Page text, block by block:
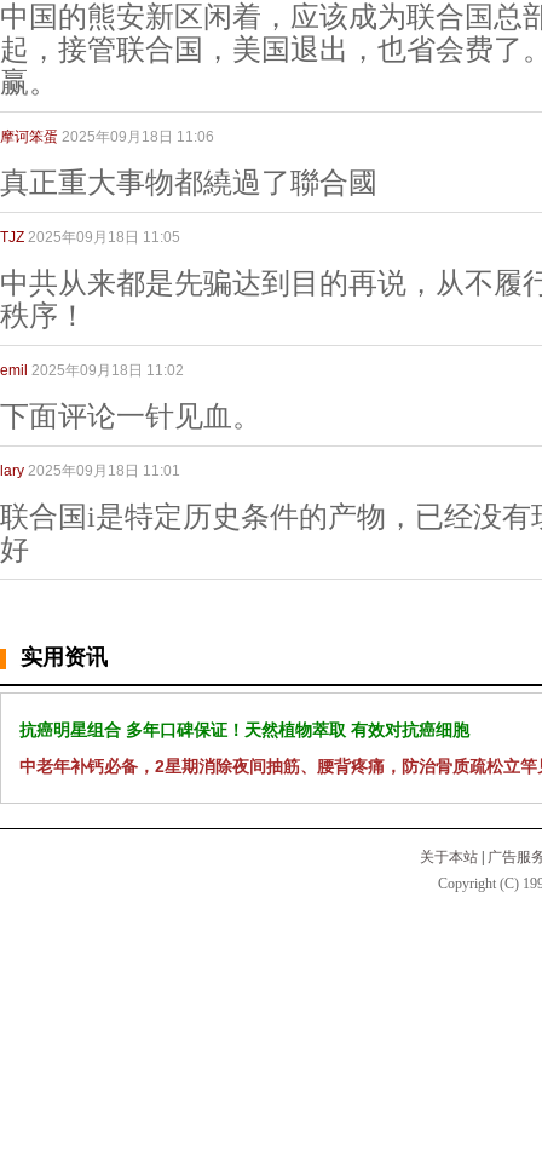
中国的熊安新区闲着，应该成为联合国总
起，接管联合国，美国退出，也省会费了
赢。
摩诃笨蛋 2025年09月18日 11:06
真正重大事物都繞過了聯合國
TJZ 2025年09月18日 11:05
中共从来都是先骗达到目的再说，从不履
秩序！
emil 2025年09月18日 11:02
下面评论一针见血。
lary 2025年09月18日 11:01
联合国i是特定历史条件的产物，已经没
好
实用资讯
抗癌明星组合 多年口碑保证！天然植物萃取 有效对抗癌细胞
中老年补钙必备，2星期消除夜间抽筋、腰背疼痛，防治骨质疏松立竿
关于本站
广告服
Copyright (C)